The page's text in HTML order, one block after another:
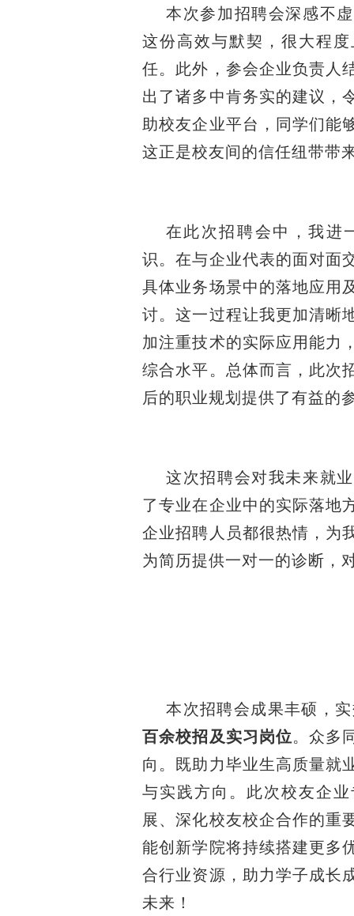
本次参加招聘会深感不
这份高效与默契，很大程
任。此外，参会企业负责人
出了诸多中肯务实的建议，
助校友企业平台，同学们能
这正是校友间的信任纽带带
在此次招聘会中，我进
识。在与企业代表的面对面
具体业务场景中的落地应用
讨。这一过程让我更加清晰
加注重技术的实际应用能力
综合水平。总体而言，此次
后的职业规划提供了有益的
这次招聘会对我未来就
了专业在企业中的实际落地
企业招聘人员都很热情，为
为简历提供一对一的诊断，
本次招聘会成果丰硕，
百余校招及实习岗位。众多
向。既助力毕业生高质量就
与实践方向。此次校友企
展、深化校友校企合作的重
能创新学院将持续搭建更多
合行业资源，助力学子成长
未来！